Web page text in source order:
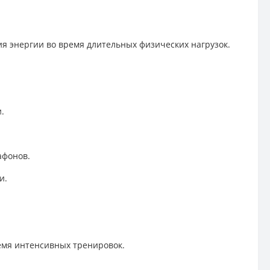
энергии во время длительных физических нагрузок.
интенсивных тренировок.